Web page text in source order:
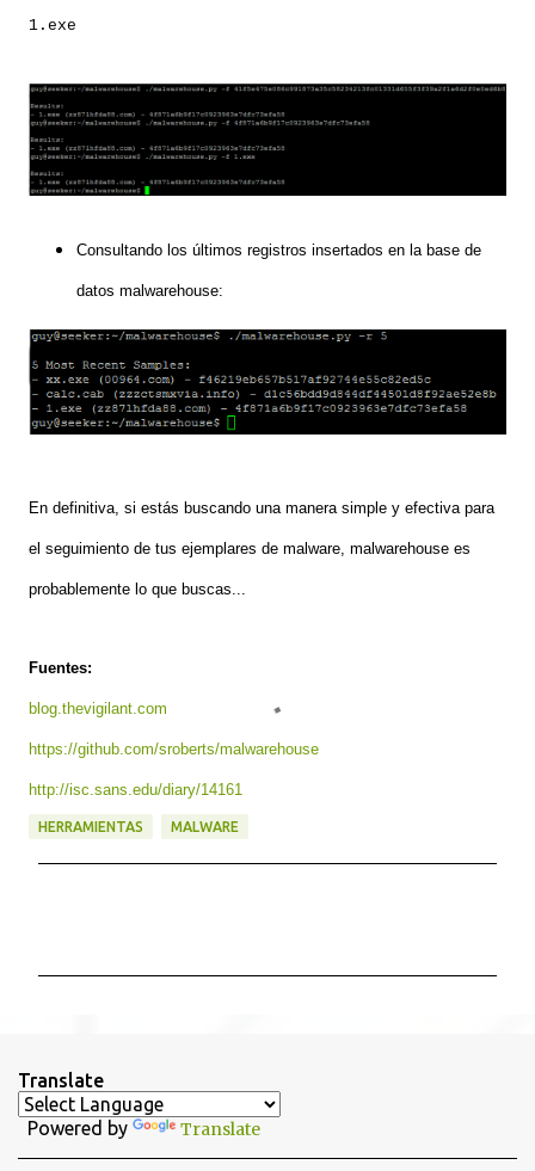
1.exe
Consultando los últimos registros insertados en la base de
datos malwarehouse:
En definitiva, si estás buscando una manera simple y efectiva para
el seguimiento de tus ejemplares de malware malwarehouse es
probablemente lo que buscas.
Fuentes:
blog.thevigilant.com
https://github.com/sroberts/malwarehouse
http://isc.sans.edu/diary/14161
HERRAMIENTAS MALWARE
a
r
Translate
Powered by Translate